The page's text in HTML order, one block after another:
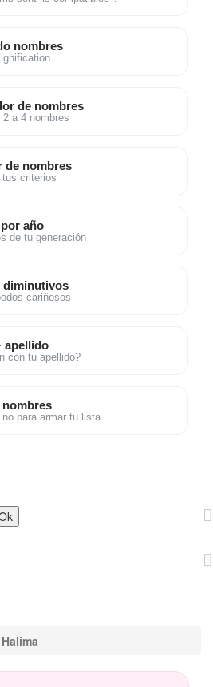
nombres
de nombres
2 a 4 nombres
de nombres
tus criterios
año
de tu generación
diminutivos
cariñosos
apellido
con tu apellido?
para armar tu lista